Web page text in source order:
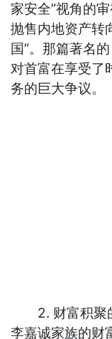
家安全”视角的
抛售内地资产转
国”。那篇著名
对首富在享受了
务的巨大争议。
2. 财富积聚的
李嘉诚家族的财